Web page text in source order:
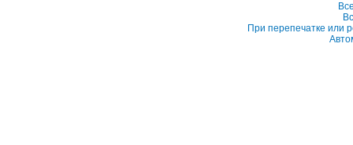
При перепечатке или